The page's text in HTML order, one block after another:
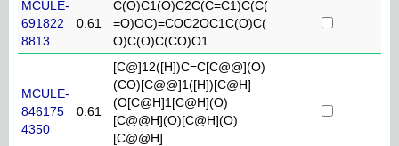
MCULE-
691822
8813
0.61
C(O)C1(O)C2C(C=C1)C(C(
=O)OC)=COC2OC1C(O)C(
O)C(O)C(CO)O1
MCULE-
846175
4350
0.61
[C@]12([H])C=C[C@@](O)
(CO)[C@@]1([H])[C@H]
(O[C@H]1[C@H](O)
[C@@H](O)[C@H](O)
[C@@H]